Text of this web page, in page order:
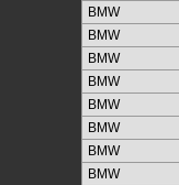
BMW
BMW
BMW
BMW
BMW
BMW
BMW
BMW